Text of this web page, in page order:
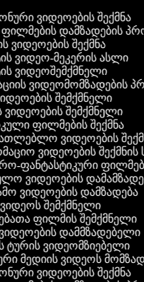
ვიდეოების შექმნა
ფილმების დამზადების
ვიდეოების შექმნა
ვიდეო-მეკერის ასლი
ვიდეოშემქმნელი
ვიდეომომზადების
შემქმნელი
ვიდეოების შემქმნელი
ფილმების შექმნა
ვიდეოების
ვიდეოების შექმნის
ფანტასტიკური
ვიდეოების
ვიდეოების დამზადება
ვიდეოს შემქმნელი
ფილმის შემქმნელი
ვიდეოების დამმზადებელი
ტურის ვიდეომზიებელი
მედიის ვიდეოს
ვიდეოების შექმნა